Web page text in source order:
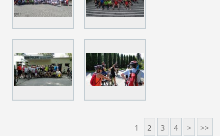
1 2 3 4 > >>